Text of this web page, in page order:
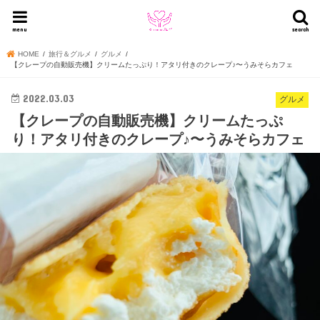
search
menu
HOME 旅行＆グルメ
グルメ
【クレープの自動販売機】クリームたっぷり！アタリ付きのクレープ♪〜うみそらカフェ
グルメ
2022.03.03
【クレープの自動販売機】クリームたっぷ
り！アタリ付きのクレープ♪〜うみそらカフェ